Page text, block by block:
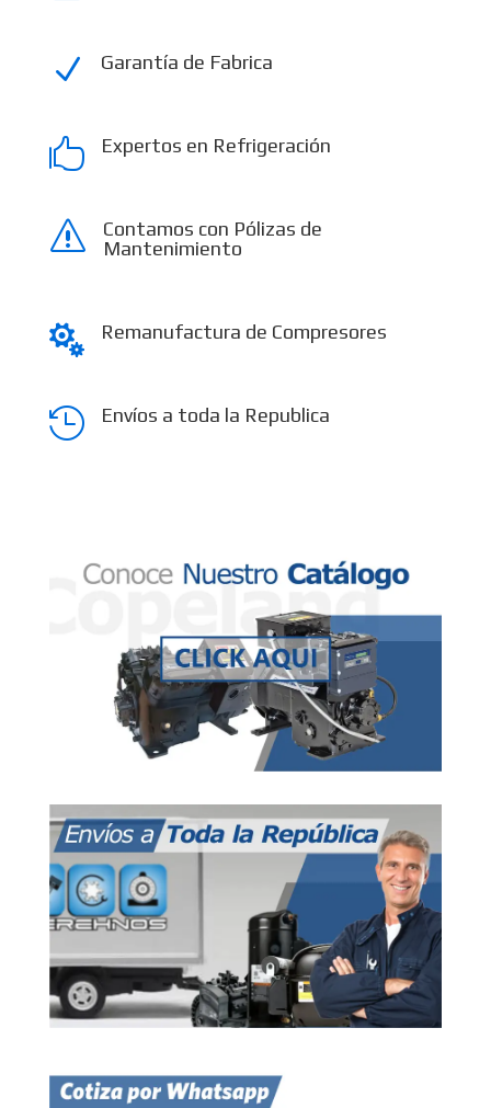
N Garantía de Fabrica
 Expertos en Refrigeración
s
Contamos con Pólizas de
Mantenimiento
 Remanufactura de Compresores
 Envíos a toda la Republica